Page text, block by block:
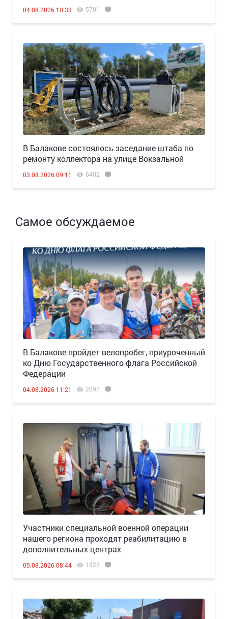
04.08.2026 10:33 5701
В Балакове состоялось заседание штаба по
ремонту коллектора на улице Вокзальной
03.08.2026 09:11 6402
Самое обсуждаемое
В Балакове пройдет велопробег, приуроченный
ко Дню Государственного флага Российской
Федерации
04.08.2026 11:21 2097
Участники специальной военной операции
нашего региона проходят реабилитацию в
дополнительных центрах
05.08.2026 08:44 1825